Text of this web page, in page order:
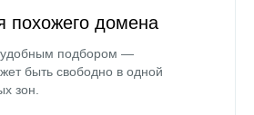
похожего домена
удобным подбором —
быть свободно в одной
зон.